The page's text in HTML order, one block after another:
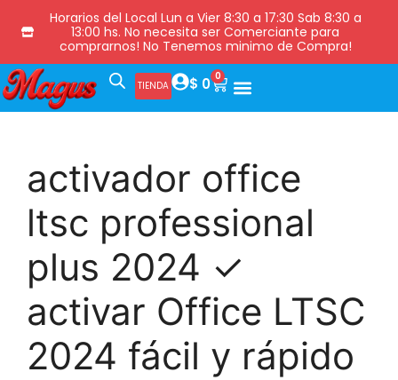
Horarios del Local Lun a Vier 8:30 a 17:30 Sab 8:30 a
13:00 hs. No necesita ser Comerciante para
comprarnos! No Tenemos minimo de Compra!
TIENDA $ 0 0
activador office
ltsc professional
plus 2024 ✓
activar Office LTSC
2024 fácil y rápido